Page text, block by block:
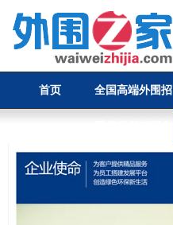
首页 全国高端外围招